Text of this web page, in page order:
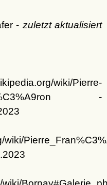
- zuletzt aktualisiert
wiki/Pierre-
-
wiki/